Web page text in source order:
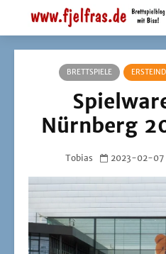
BRETTSPIELE
Nürnberg
Tobias 2023-02-07